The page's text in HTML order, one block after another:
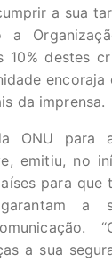
a sua
a
10% destes
da imprensa.
ONU para
emitiu, no
para que
a
a sua